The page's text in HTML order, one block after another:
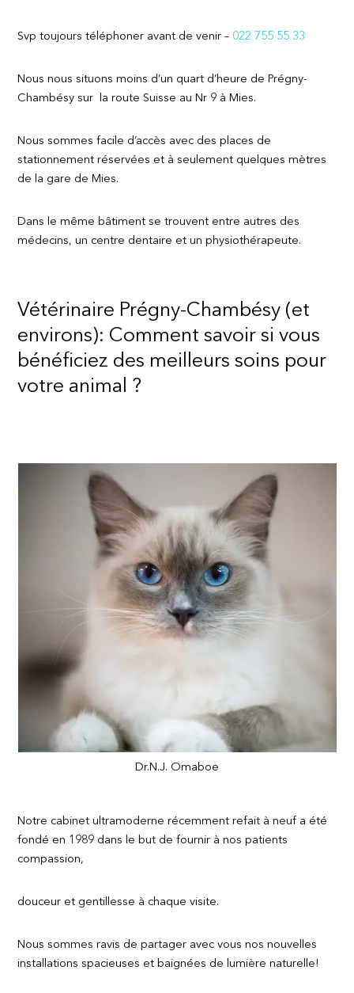
Svp toujours téléphoner avant de venir – 022 755 55 33
Nous nous situons moins d’un quart d’heure de Prégny-
Chambésy sur la route Suisse au Nr 9 à Mies.
Nous sommes facile d’accès avec des places de
stationnement réservées et à seulement quelques mètres
de la gare de Mies.
Dans le même bâtiment se trouvent entre autres des
médecins, un centre dentaire et un physiothérapeute.
Vétérinaire Prégny-Chambésy (et
environs): Comment savoir si vous
bénéficiez des meilleurs soins pour
votre animal ?
Dr.N.J. Omaboe
Notre cabinet ultramoderne récemment refait à neuf a été
fondé en 1989 dans le but de fournir à nos patients
compassion,
douceur et gentillesse à chaque visite.
Nous sommes ravis de partager avec vous nos nouvelles
installations spacieuses et baignées de lumière naturelle!